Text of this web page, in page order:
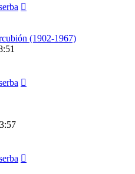
(1902-1967)